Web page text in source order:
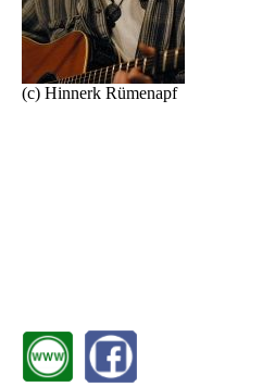
(c) Hinnerk Rümenapf